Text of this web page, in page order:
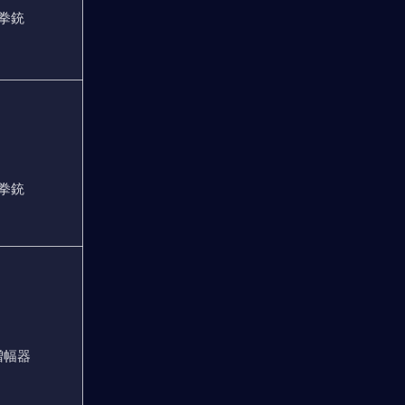
銃
銃
幅器